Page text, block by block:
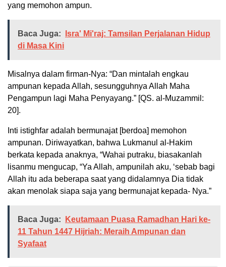
yang memohon ampun.
Baca Juga:
Isra' Mi'raj: Tamsilan Perjalanan Hidup
di Masa Kini
Misalnya dalam firman-Nya: “Dan mintalah engkau
ampunan kepada Allah, sesungguhnya Allah Maha
Pengampun lagi Maha Penyayang.” [QS. al-Muzammil:
20].
Inti istighfar adalah bermunajat [berdoa] memohon
ampunan. Diriwayatkan, bahwa Lukmanul al-Hakim
berkata kepada anaknya, “Wahai putraku, biasakanlah
lisanmu mengucap, “Ya Allah, ampunilah aku, ‘sebab bagi
Allah itu ada beberapa saat yang didalamnya Dia tidak
akan menolak siapa saja yang bermunajat kepada- Nya.”
Baca Juga:
Keutamaan Puasa Ramadhan Hari ke-
11 Tahun 1447 Hijriah: Meraih Ampunan dan
Syafaat